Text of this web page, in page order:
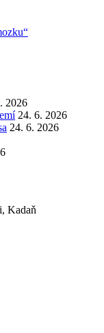
2026
24. 6. 2026
24. 6. 2026
Kadaň